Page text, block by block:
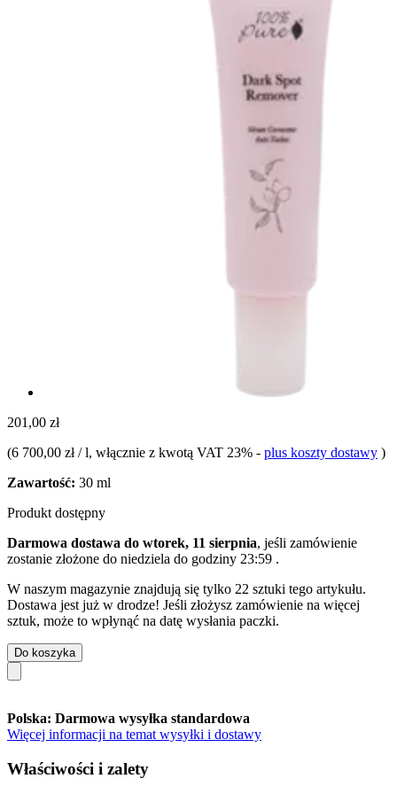
201,00 zł
(6 700,00 zł / l, włącznie z kwotą VAT 23% - plus koszty dostawy )
Zawartość: 30 ml
Produkt dostępny
Darmowa dostawa do wtorek, 11 sierpnia, jeśli zamówienie
zostanie złożone do niedziela do godziny 23:59 .
W naszym magazynie znajdują się tylko 22 sztuki tego artykułu.
Dostawa jest już w drodze! Jeśli złożysz zamówienie na więcej
sztuk, może to wpłynąć na datę wysłania paczki.
Do koszyka
Polska: Darmowa wysyłka standardowa
Więcej informacji na temat wysyłki i dostawy
Właściwości i zalety